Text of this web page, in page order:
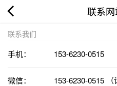
联系
联系我们
手机： 153-6230-0515
微信： 153-6230-0515 （